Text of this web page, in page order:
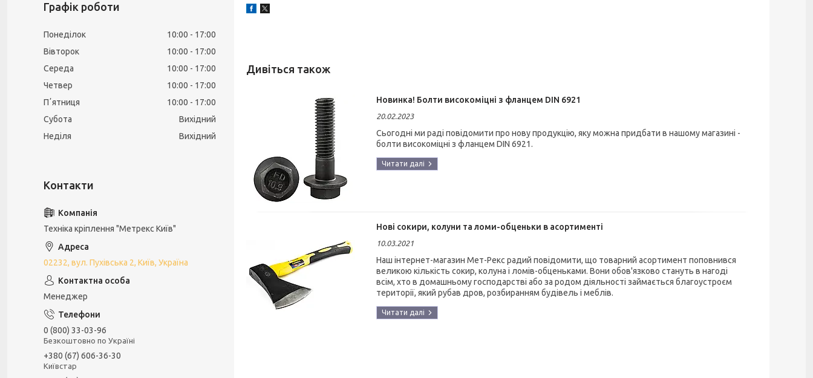
Новинка! Болти високоміцні з фланцем DIN 6921
20.02.2023
Сьогодні ми раді повідомити про нову продукцію, яку можна придбати в нашому магазині -
болти високоміцні з фланцем DIN 6921.
Нові сокири, колуни та ломи-обценьки в асортименті
10.03.2021
Наш інтернет-магазин Мет-Рекс радий повідомити, що товарний асортимент поповнився
великою кількість сокир, колуна і ломів-обценьками. Вони обов'язково стануть в нагоді
всім, хто в домашньому господарстві або за родом діяльності займається благоустроєм
території, який рубав дров, розбиранням будівель і меблів.
Графік роботи
Понеділок 10:00
17:00
Вівторок
10:00
17:00
Середа
10:00
17:00
Четвер
10:00
17:00
Пʼятниця
10:00
17:00
Субота
Вихідний
Неділя
Вихідний
Техніка кріплення "Метрекс Київ"
02232, вул. Пухівська 2, Київ, Україна
Менеджер
0 (800) 33-03-96
Безкоштовно по Україні
+380 (67) 606-36-30
Київстар